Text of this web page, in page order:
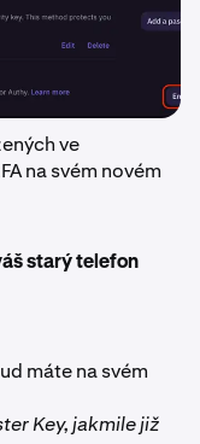
ve
na svém novém
starý telefon
máte na svém
Key, jakmile již